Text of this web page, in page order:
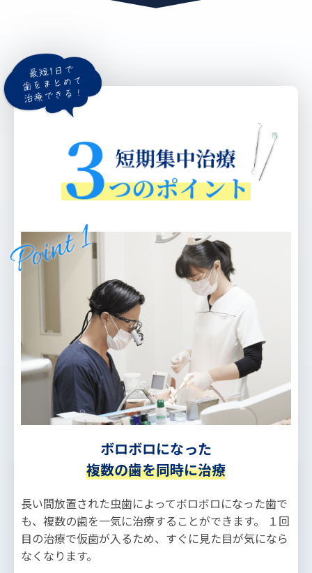
ボロボロになった
複数の歯を同時に治療
長い間放置された虫歯によってボロボロになった歯で
も、複数の歯を一気に治療することができます。 １回
目の治療で仮歯が入るため、すぐに見た目が気になら
なくなります。